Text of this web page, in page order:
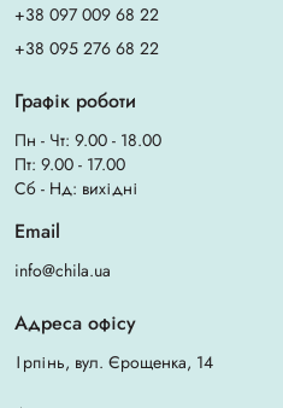
+38 097 009 68 22
+38 095 276 68 22
Графік роботи
Пн - Чт: 9.00 - 18.00
Пт: 9.00 - 17.00
Сб - Нд: вихідні
Email
info@chila.ua
Адреса офісу
Ірпінь, вул. Єрощенка, 14